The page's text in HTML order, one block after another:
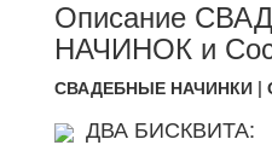
Описание
НАЧИНОК и
СВАДЕБНЫЕ НАЧИНКИ |
ДВА БИСКВИТА: